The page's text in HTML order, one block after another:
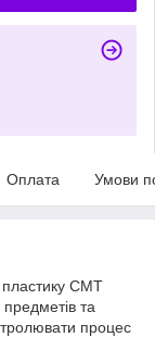
Оплата Умови
пластику СМТ
та
процес